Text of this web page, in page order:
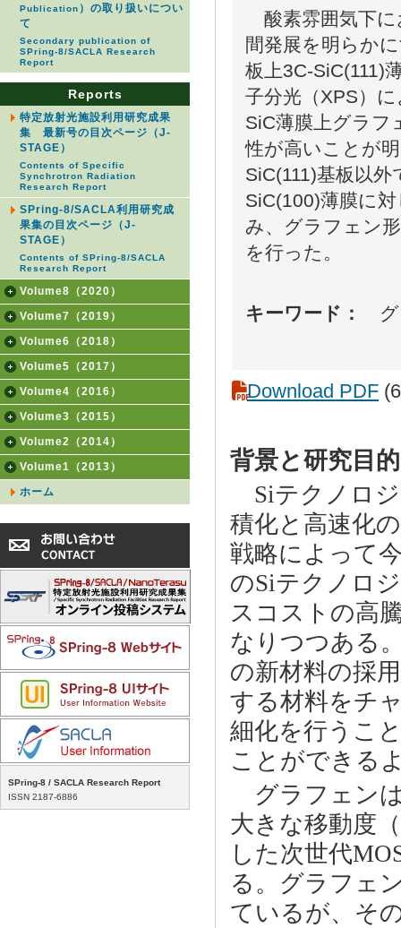
Publication ）の取り扱いについ
て
Secondary publication of
SPring-8/SACLA Research
Report
Reports
特定放射光施設利用研究成果
集 最新号の目次ページ（J-
STAGE）
Contents of Specific
Synchrotron Radiation
Research Report
SPring-8/SACLA利用研究成
果集の目次ページ（J-
STAGE）
Contents of SPring-8/SACLA
Research Report
Volume8（2020）
Volume7（2019）
Volume6（2018）
Volume5（2017）
Volume4（2016）
Volume3（2015）
Volume2（2014）
Volume1（2013）
ホーム
SPring-8 / SACLA Research Report
ISSN 2187-6886
酸素雰囲気下に
間発展を明らか
板上3C-SiC(111)
子分光（XPS）
SiC薄膜上グラフ
性が高いことが
SiC(111)基板以
SiC(100)薄膜に
み、グラフェン
を行った。
キーワード： グ
Download PDF
背景と研究目
Siテクノロジ
積化と高速化
戦略によって
のSiテクノロ
スコストの高
なりつつある
の新材料の採
する材料をチ
細化を行うこ
ことができる
グラフェン
大きな移動度
した次世代
る。グラフェ
ているが、そ